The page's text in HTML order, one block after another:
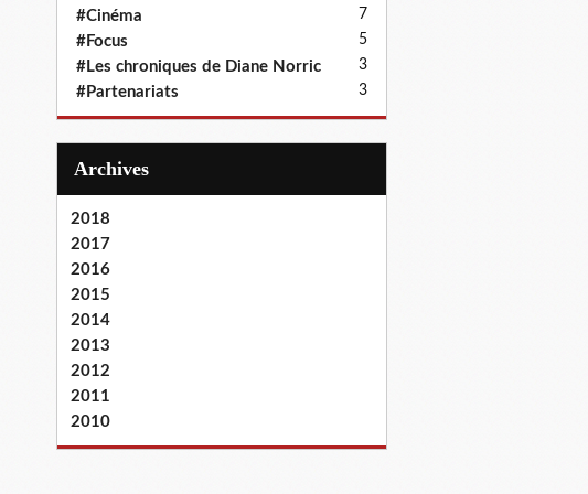
#Cinéma 7
#Focus 5
#Les chroniques de Diane Norric 3
#Partenariats 3
Archives
2018
2017
2016
2015
2014
2013
2012
2011
2010